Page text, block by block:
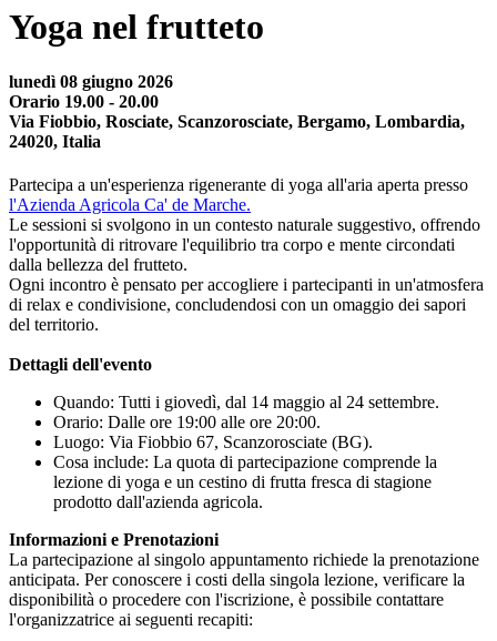
Yoga nel frutteto
lunedì 08 giugno 2026
Orario 19.00 - 20.00
Via Fiobbio, Rosciate, Scanzorosciate, Bergamo, Lombardia,
24020, Italia
Partecipa a un'esperienza rigenerante di yoga all'aria aperta presso
l'Azienda Agricola Ca' de Marche.
Le sessioni si svolgono in un contesto naturale suggestivo, offrendo
l'opportunità di ritrovare l'equilibrio tra corpo e mente circondati
dalla bellezza del frutteto.
Ogni incontro è pensato per accogliere i partecipanti in un'atmosfera
di relax e condivisione, concludendosi con un omaggio dei sapori
del territorio.
Dettagli dell'evento
Quando: Tutti i giovedì, dal 14 maggio al 24 settembre.
Orario: Dalle ore 19:00 alle ore 20:00.
Luogo: Via Fiobbio 67, Scanzorosciate (BG).
Cosa include: La quota di partecipazione comprende la
lezione di yoga e un cestino di frutta fresca di stagione
prodotto dall'azienda agricola.
Informazioni e Prenotazioni
La partecipazione al singolo appuntamento richiede la prenotazione
anticipata. Per conoscere i costi della singola lezione, verificare la
disponibilità o procedere con l'iscrizione, è possibile contattare
l'organizzatrice ai seguenti recapiti: